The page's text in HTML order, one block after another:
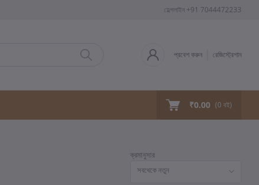
হেল্পলাইন +91 7044472233
প্রবেশ করুন রেজিস্ট্রেশান
₹0.00 (0 বই)
ক্রমানুসার
সবথেকে নতুন